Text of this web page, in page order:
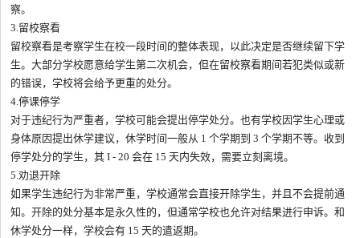
察。
3.留校察看
留校察看是考察学生在校一段时间的整体表现，以此决定是否继续留下学
生。大部分学校愿意给学生第二次机会，但在留校察看期间若犯类似或新
的错误，学校将会给予更重的处分。
4.停课停学
对于违纪行为严重者，学校可能会提出停学处分。也有学校因学生心理或
身体原因提出休学建议，休学时间一般从 1 个学期到 3 个学期不等。收到
停学处分的学生，其 I - 20 会在 15 天内失效，需要立刻离境。
5.劝退开除
如果学生违纪行为非常严重，学校通常会直接开除学生，并且不会提前通
知。开除的处分基本是永久性的，但通常学校也允许对结果进行申诉。和
休学处分一样，学校会有 15 天的遣返期。